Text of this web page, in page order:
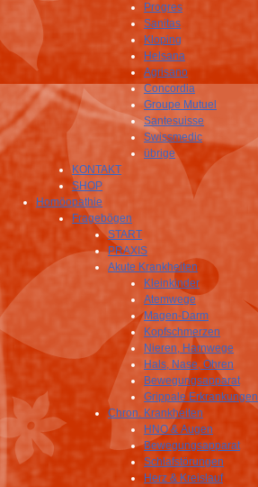
Progres
Sanitas
Kloping
Helsana
Agrisano
Concordia
Groupe Mutuel
Santesuisse
Swissmedic
übrige
KONTAKT
SHOP
Homöopathie
Fragebögen
START
PRAXIS
Akute Krankheiten
Kleinkinder
Atemwege
Magen-Darm
Kopfschmerzen
Nieren, Harnwege
Hals, Nase, Ohren
Bewegungsapparat
Grippale Erkrankungen
Chron. Krankheiten
HNO & Augen
Bewegungsapparat
Schlafstörungen
Herz & Kreislauf